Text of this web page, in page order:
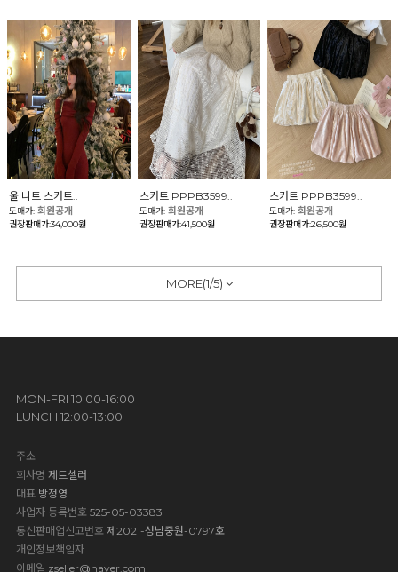
울 니트 스커트..
도매가: 회원공개
권장판매가:34,000원
스커트 PPPB3599..
도매가: 회원공개
권장판매가:41,500원
스커트 PPPB3599..
도매가:회원공개
권장판매가:26,500원
MORE(1/5)
MON-FRI 10:00-16:00
LUNCH 12:00-13:00
주소
회사명 제트셀러
대표방정영
사업자 등록번호 525-05-03383
통신판매업신고번호 제2021-성남중원-0797호
개인정보책임자
이메일 zseller@naver.com